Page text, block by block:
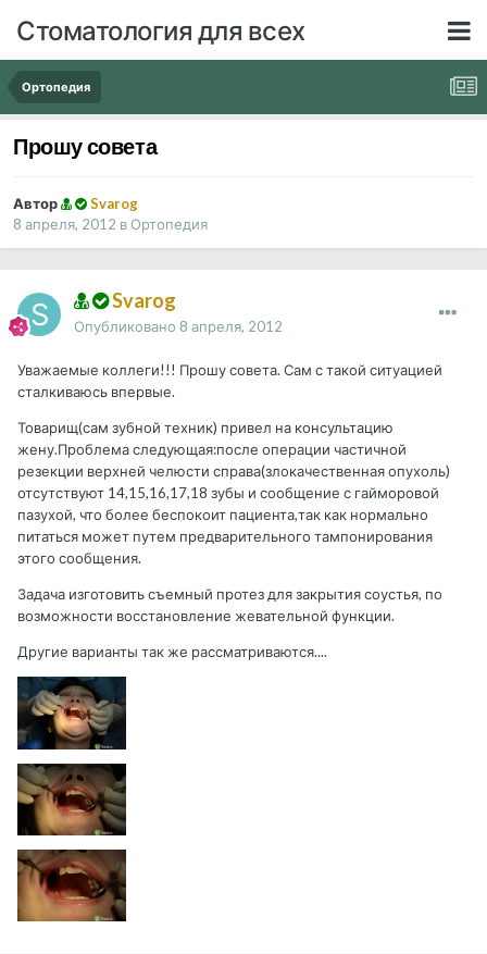
Стоматология для всех
Ортопедия
Прошу совета
Автор
Svarog
8 апреля, 2012 в Ортопедия
Svarog
Опубликовано 8 апреля, 2012
Уважаемые коллеги!!! Прошу совета. Сам с такой ситуацией
сталкиваюсь впервые.
Товарищ(сам зубной техник) привел на консультацию
жену.Проблема следующая:после операции частичной
резекции верхней челюсти справа(злокачественная опухоль)
отсутствуют 14,15,16,17,18 зубы и сообщение с гайморовой
пазухой, что более беспокоит пациента,так как нормально
питаться может путем предварительного тампонирования
этого сообщения.
Задача изготовить съемный протез для закрытия соустья, по
возможности восстановление жевательной функции.
Другие варианты так же рассматриваются....